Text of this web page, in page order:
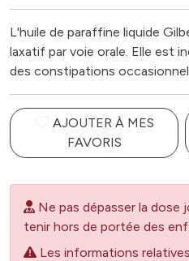
L'huile de paraffine liquide
laxatif par voie orale. Elle est
des constipations
AJOUTER À MES
FAVORIS
Ne pas dépasser la dose
tenir hors de portée des
Les informations